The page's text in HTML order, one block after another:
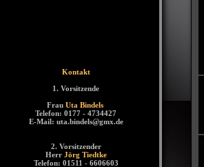
Kontakt
1. Vorsitzende
Frau Uta Bindels
Telefon: 0177 - 4734427
E-Mail: uta.bindels@gmx.de
2. Vorsitzender
Herr Jörg Tiedtke
Telefon: 01511 - 6606603